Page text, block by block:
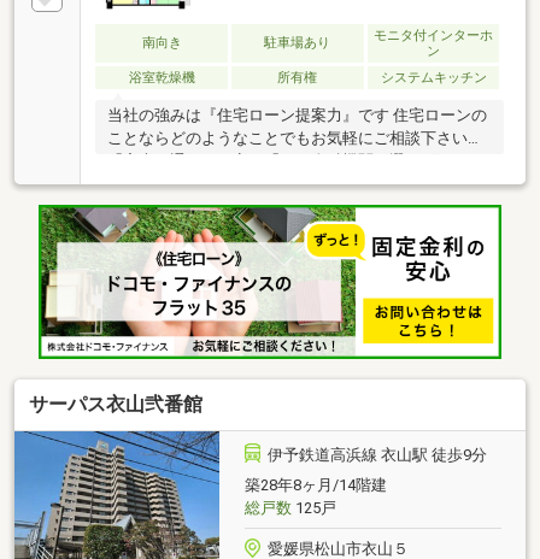
南向き 駐車場あり
モニタ付インターホ
ン
浴室乾燥機
所有権 システムキッチン
当社の強みは『住宅ローン提案力』です 住宅ローンの
ことならどのようなことでもお気軽にご相談下さい。
分からない」「住宅ローン商品の選び方が分からな
い」「車のローンがあるけど大丈夫？」「年齢がネッ
クになっている」皆様のご不安やお悩みを一緒に解決
します！もちろん強引な営業は行いません。公平中立
な立場でお客様に合った金融機関をご提案させていた
だきます。
サーパス衣山弐番館
伊予鉄道高浜線 衣山駅 徒歩9分
築28年8ヶ月/14階建
総戸数125戸
愛媛県松山市衣山５